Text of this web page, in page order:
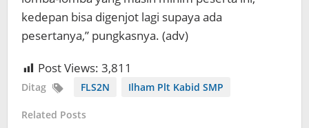
kedepan bisa digenjot lagi supaya ada
pesertanya,” pungkasnya. (adv)
Post Views: 3,811
Ditag FLS2N Ilham Plt Kabid SMP
Related Posts